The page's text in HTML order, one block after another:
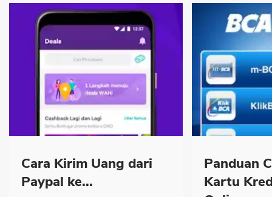
Cara Kirim Uang dari
Paypal ke...
Panduan
Kartu